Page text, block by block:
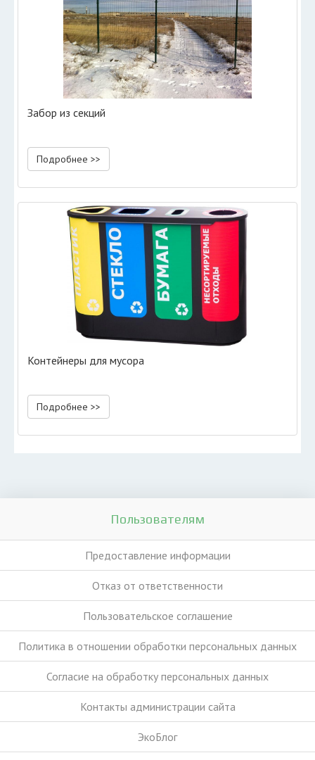
Забор из секций
Подробнее >>
Контейнеры для мусора
Подробнее >>
Пользователям
Предоставление информации
Отказ от ответственности
Пользовательское соглашение
Политика в отношении обработки персональных данных
Согласие на обработку персональных данных
Контакты администрации сайта
ЭкоБлог